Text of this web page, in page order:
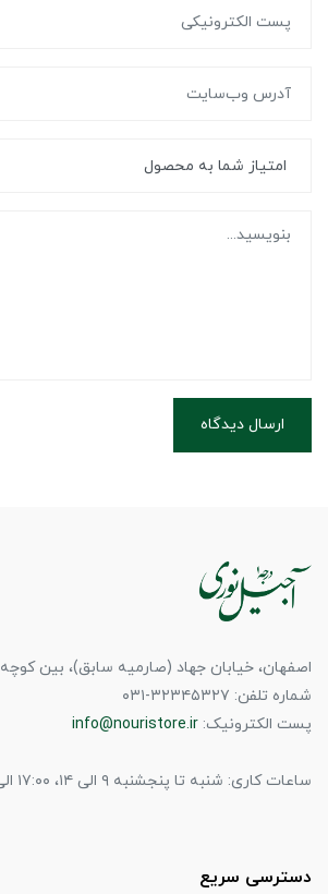
ارسال دیدگاه
اصفهان، خیابان جهاد (صارمیه سابق)، بین کوچه ۱۲ و ۱۴
شماره تلفن: ۳۲۳۴۵۳۲۷-۰۳۱
پست الکترونیک: info@nouristore.ir
ساعات کاری: شنبه تا پنجشنبه ۹ الی ۱۴، ۱۷:۰۰ الی ۲۱:۳۰
دسترسی سریع